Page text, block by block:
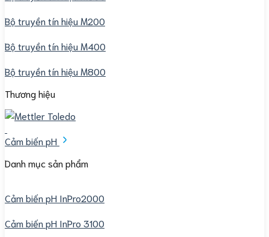
Bộ truyền tín hiệu M200
Bộ truyền tín hiệu M400
Bộ truyền tín hiệu M800
Thương hiệu
Cảm biến pH
Danh mục sản phẩm
Cảm biến pH InPro2000
Cảm biến pH InPro 3100